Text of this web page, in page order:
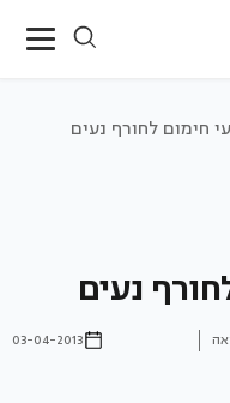
חימום לחורף נעים
נעים
03-04-2013